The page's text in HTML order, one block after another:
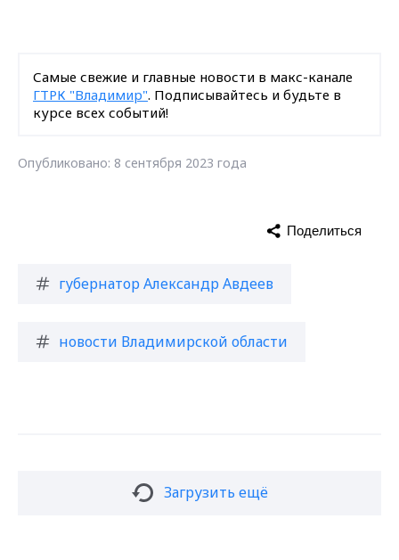
Самые свежие и главные новости в макс-канале
ГТРК "Владимир". Подписывайтесь и будьте в
курсе всех событий!
Опубликовано: 8 сентября 2023 года
губернатор Александр Авдеев
новости Владимирской области
Поделиться
Загрузить ещё